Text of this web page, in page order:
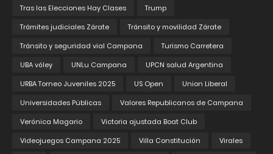
Tras las Elecciones Hay Clases
Trump
Trámites judiciales Zárate
Tránsito y movilidad Zárate
Tránsito y seguridad vial Campana
Turismo Carretera
UBA vóley
UNLu Campana
UPCN salud Argentina
URBA Torneo Juveniles 2025
US Open
Union Liberal
Universidades Públicas
Valores Republicanos de Campana
Verónica Magario
Victoria ajustada Boat Club
Videojuegos Campana 2025
Villa Constitución
Virales